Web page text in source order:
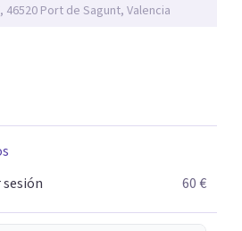
Port de Sagunt, Valencia
60 €